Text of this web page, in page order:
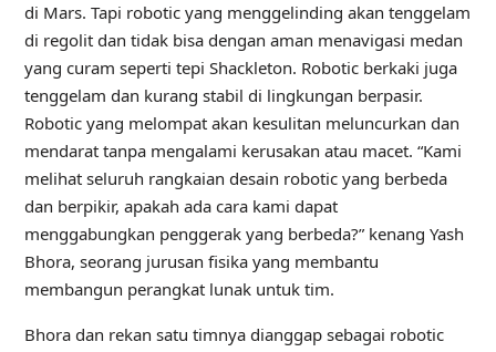
di Mars. Tapi robotic yang menggelinding akan tenggelam
di regolit dan tidak bisa dengan aman menavigasi medan
yang curam seperti tepi Shackleton. Robotic berkaki juga
tenggelam dan kurang stabil di lingkungan berpasir.
Robotic yang melompat akan kesulitan meluncurkan dan
mendarat tanpa mengalami kerusakan atau macet. “Kami
melihat seluruh rangkaian desain robotic yang berbeda
dan berpikir, apakah ada cara kami dapat
menggabungkan penggerak yang berbeda?” kenang Yash
Bhora, seorang jurusan fisika yang membantu
membangun perangkat lunak untuk tim.
Bhora dan rekan satu timnya dianggap sebagai robotic